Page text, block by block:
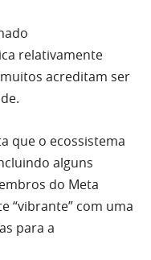
relativamente
acreditam ser
que o ecossistema
alguns
do Meta
“vibrante” com uma
para a